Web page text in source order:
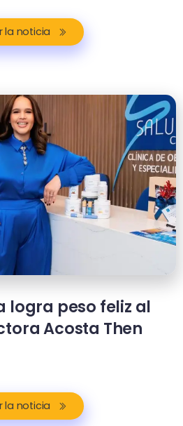
la noticia
logra peso feliz al
Acosta Then
la noticia